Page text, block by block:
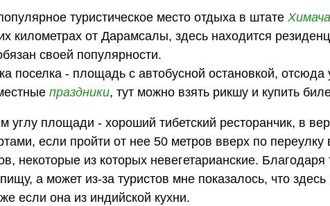
туристическое место отдыха в штате
километрах от Дарамсалы, здесь находится
своей популярности.
поселка - площадь с автобусной остановкой, отсюда
праздники, тут можно взять рикшу и купить
углу площади - хороший тибетский ресторанчик, в
если пройти от нее 50 метров вверх по
некоторые из которых невегетарианские.
а может из-за туристов мне показалось, что
если она из индийской кухни.